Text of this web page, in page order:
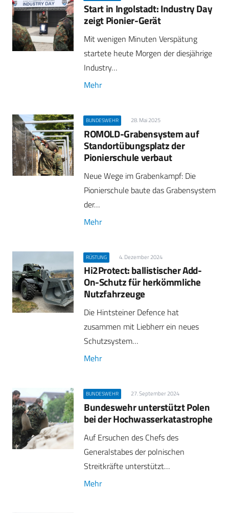
Start in Ingolstadt: Industry Day
zeigt Pionier-Gerät
Mit wenigen Minuten Verspätung
startete heute Morgen der diesjährige
Industry…
Mehr
BUNDESWEHR 28. Mai 2025
ROMOLD-Grabensystem auf
Standortübungsplatz der
Pionierschule verbaut
Neue Wege im Grabenkampf: Die
Pionierschule baute das Grabensystem
der…
Mehr
RÜSTUNG 4. Dezember 2024
Hi2Protect: ballistischer Add-
On-Schutz für herkömmliche
Nutzfahrzeuge
Die Hintsteiner Defence hat
zusammen mit Liebherr ein neues
Schutzsystem…
Mehr
BUNDESWEHR 27. September 2024
Bundeswehr unterstützt Polen
bei der Hochwasserkatastrophe
Auf Ersuchen des Chefs des
Generalstabes der polnischen
Streitkräfte unterstützt…
Mehr